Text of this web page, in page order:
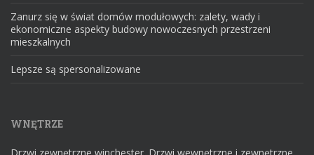
Zanurz się w świat domów modułowych: zalety, wady i
ekonomiczne aspekty budowy nowoczesnych przestrzeni
mieszkalnych
Lepsze są spersonalizowane
WNĘTRZE